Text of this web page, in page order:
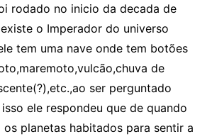
rodado no inicio da decada de
o Imperador do universo
tem uma nave onde tem botões
de
ser perguntado
ele respondeu que de quando
os planetas habitados para sentir a